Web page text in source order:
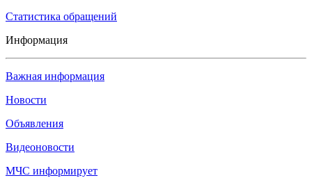
Статистика обращений
Информация
Важная информация
Новости
Объявления
Видеоновости
МЧС информирует